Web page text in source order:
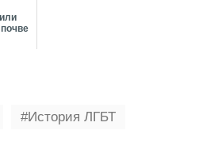
История ЛГБТ